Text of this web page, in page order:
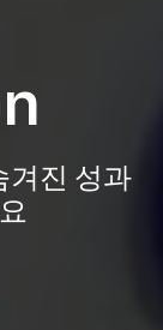
겨진 성과